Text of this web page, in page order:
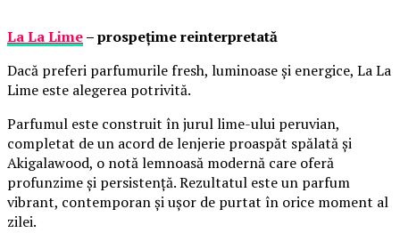
La La Lime– prospețime reinterpretată
Dacă preferi parfumurile fresh, luminoase și energice, La La
Lime este alegerea potrivită.
Parfumul este construit în jurul lime-ului peruvian,
completat de un acord de lenjerie proaspăt spălată și
Akigalawood, o notă lemnoasă modernă care oferă
profunzime și persistență. Rezultatul este un parfum
vibrant, contemporan și ușor de purtat în orice moment al
zilei.